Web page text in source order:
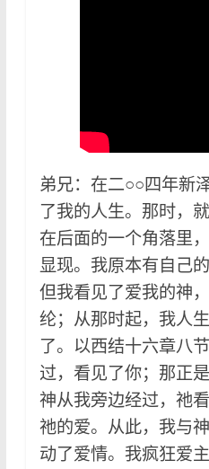
弟兄：在二○○四年新
了我的人生。那时，
在后面的一个角落里
显现。我原本有自己
但我看见了爱我的神
纶；从那时起，我人
了。以西结十六章八
过，看见了你；那正
神从我旁边经过，祂
祂的爱。从此，我与
动了爱情。我疯狂爱主